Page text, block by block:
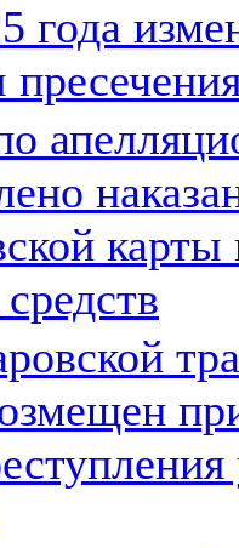
года
карты